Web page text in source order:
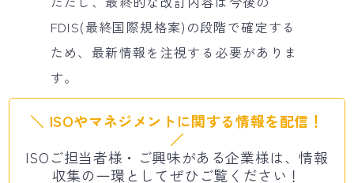
FDIS(最終国際規格案)の段階で確定する
ため、最新情報を注視する必要がありま
す。
＼ ISOやマネジメントに関する情報を配信！
／
ISOご担当者様・ご興味がある企業様は、情報
収集の一環としてぜひご覧ください！